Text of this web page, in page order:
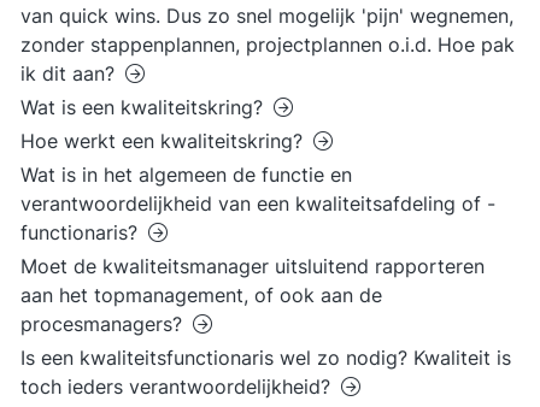
van quick wins. Dus zo snel mogelijk 'pijn' wegnemen,
zonder stappenplannen, projectplannen o.i.d. Hoe pak
ik dit aan?
Wat is een kwaliteitskring?
Hoe werkt een kwaliteitskring?
Wat is in het algemeen de functie en
verantwoordelijkheid van een kwaliteitsafdeling of -
functionaris?
Moet de kwaliteitsmanager uitsluitend rapporteren
aan het topmanagement, of ook aan de
procesmanagers?
Is een kwaliteitsfunctionaris wel zo nodig? Kwaliteit is
toch ieders verantwoordelijkheid?